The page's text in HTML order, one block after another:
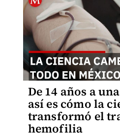
De 14 años a
así es cómo la
transformó el
hemofilia